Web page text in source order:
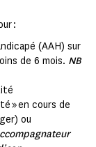
:
(AAH) sur
de 6 mois. NB
» en cours de
ou